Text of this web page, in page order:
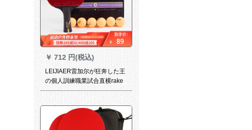
￥ 712 円(税込)
LEIJIAER雷加尔が狂奔した王
の個人訓練職業試合直横rake
横撮りシャフト